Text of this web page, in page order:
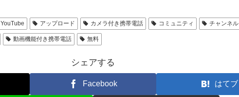
YouTube アップロード カメラ付き携帯電話 コミュニティ チャンネル
動画機能付き携帯電話 無料
シェアする
Facebook はてブ